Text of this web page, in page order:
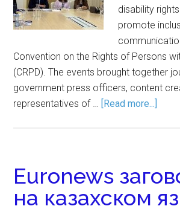
disability
promote
Convention on the Rights of Persons
(CRPD). The events brought together
government press officers, content
representatives of … [Read more...]
Euronews
на казахском